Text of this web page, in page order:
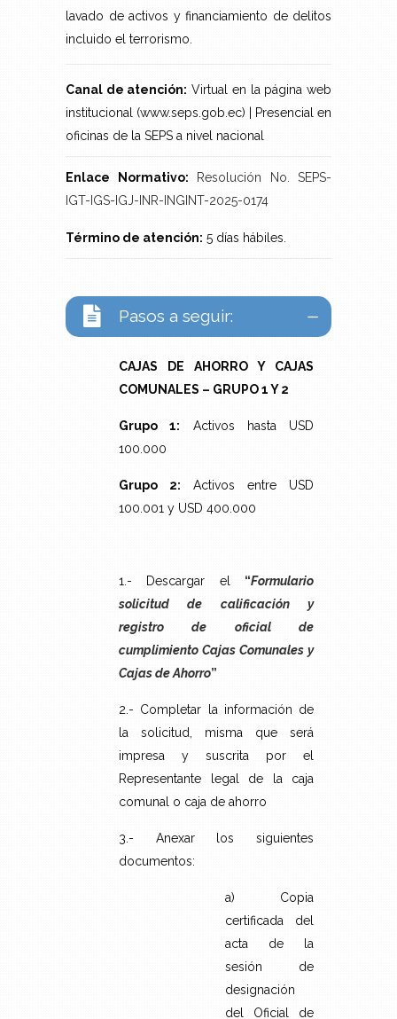
lavado de activos y financiamiento de delitos
incluido el terrorismo.
Canal de atención: Virtual en la página web
institucional (www.seps.gob.ec) | Presencial en
oficinas de la SEPS a nivel nacional
Enlace Normativo:
Resolución No. SEPS-
IGT-IGS-IGJ-INR-INGINT-2025-0174
Término de atención: 5 días hábiles.
Pasos a seguir:
CAJAS DE AHORRO Y CAJAS
COMUNALES – GRUPO 1 Y 2
Grupo 1: Activos hasta USD
100.000
Grupo 2: Activos entre USD
100.001 y USD 400.000
1.- Descargar el “Formulario
solicitud de calificación y
registro de oficial de
cumplimiento Cajas Comunales y
Cajas de Ahorro”
2.- Completar la información de
la solicitud, misma que será
impresa y suscrita por el
Representante legal de la caja
comunal o caja de ahorro
3.- Anexar los siguientes
documentos:
a) Copia
certificada del
acta de la
sesión de
designación
del Oficial de